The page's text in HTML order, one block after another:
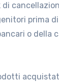
prima
o della